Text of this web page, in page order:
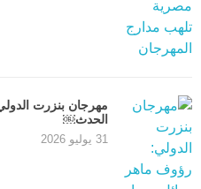
مهرجان بنزرت
الحدث￼
31 يوليو 2026